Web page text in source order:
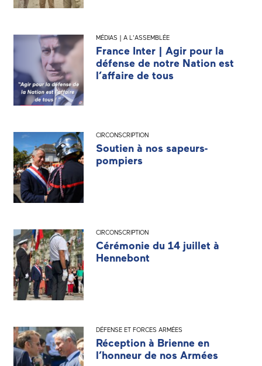
MÉDIAS | A L'ASSEMBLÉE
France Inter | Agir pour la
défense de notre Nation est
l’affaire de tous
CIRCONSCRIPTION
Soutien à nos sapeurs-
pompiers
CIRCONSCRIPTION
Cérémonie du 14 juillet à
Hennebont
DÉFENSE ET FORCES ARMÉES
Réception à Brienne en
l’honneur de nos Armées